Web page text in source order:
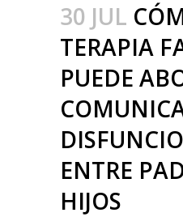
30 JUL
TERAPIA
PUEDE
ENTRE
HIJOS